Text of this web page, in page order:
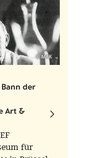
© MAK
der
Art &
für